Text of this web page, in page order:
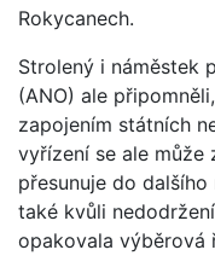
Rokycanech.
Strolený i náměstek
(ANO) ale
zapojením státních
vyřízení se ale může
přesunuje do
také kvůli
opakovala výběrová